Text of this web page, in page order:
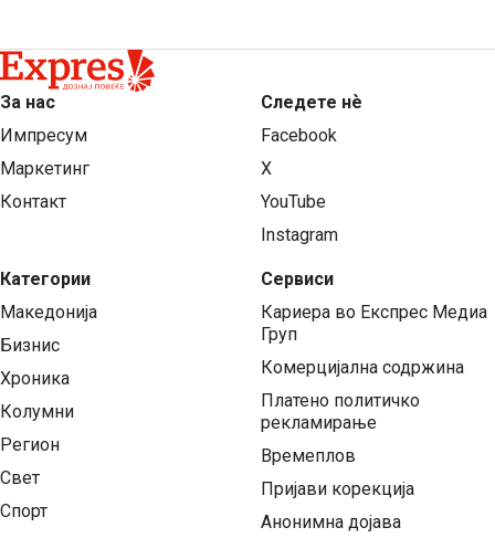
За нас
Импресум
Маркетинг
Контакт
Категории
Македонија
Бизнис
Хроника
Колумни
Регион
Свет
Спорт
Следете нѐ
Facebook
X
YouTube
Instagram
Сервиси
Кариера во Експрес Медиа
Груп
Комерцијална содржина
Платено политичко
рекламирање
Времеплов
Пријави корекција
Анонимна дојава